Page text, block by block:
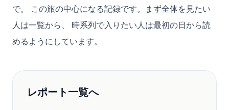
で。 この旅の中心になる記録です。まず全体を見たい
人は一覧から、 時系列で入りたい人は最初の日から読
めるようにしています。
レポート一覧へ